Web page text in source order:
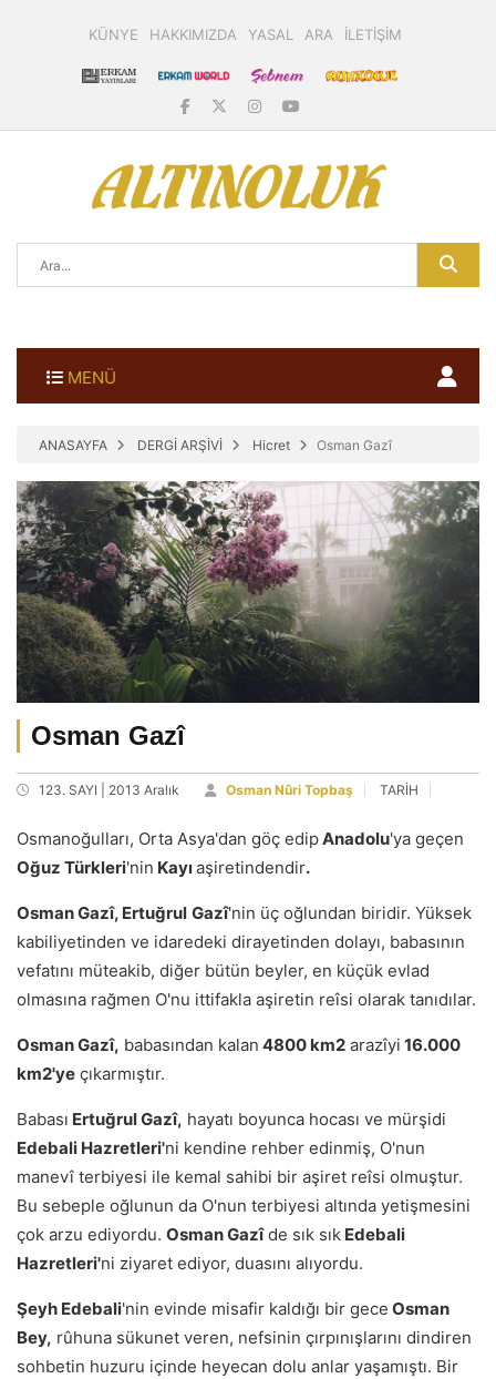
KÜNYE HAKKIMIZDA YASAL ARA İLETİŞİM
MENÜ
ANASAYFA DERGİ ARŞİVİ Hicret Osman Gazî
Osman Gazî
123. SAYI | 2013 Aralık Osman Nûri Topbaş TARİH
Osmanoğulları, Orta Asya'dan göç edipAnadolu'ya geçen
Oğuz Türkleri'nin Kayıaşiretindendir.
Osman Gazî, Ertuğrul Gazî'nin üç oğlundan biridir. Yüksek
kabiliyetinden ve idaredeki dirayetinden dolayı, babasının
vefatını müteakib, diğer bütün beyler, en küçük evlad
olmasına rağmen O'nu ittifakla aşiretin reîsi olarak tanıdılar.
Osman Gazî, babasından kalan 4800 km2 arazîyi 16.000
km2'ye çıkarmıştır.
Babası Ertuğrul Gazî, hayatı boyunca hocası ve mürşidi
Edebali Hazretleri'ni kendine rehber edinmiş, O'nun
manevî terbiyesi ile kemal sahibi bir aşiret reîsi olmuştur.
Bu sebeple oğlunun da O'nun terbiyesi altında yetişmesini
çok arzu ediyordu. Osman Gazîde sık sık Edebali
Hazretleri'ni ziyaret ediyor, duasını alıyordu.
Şeyh Edebali'nin evinde misafir kaldığı bir gece Osman
Bey, rûhuna sükunet veren, nefsinin çırpınışlarını dindiren
sohbetin huzuru içinde heyecan dolu anlar yaşamıştı. Bir